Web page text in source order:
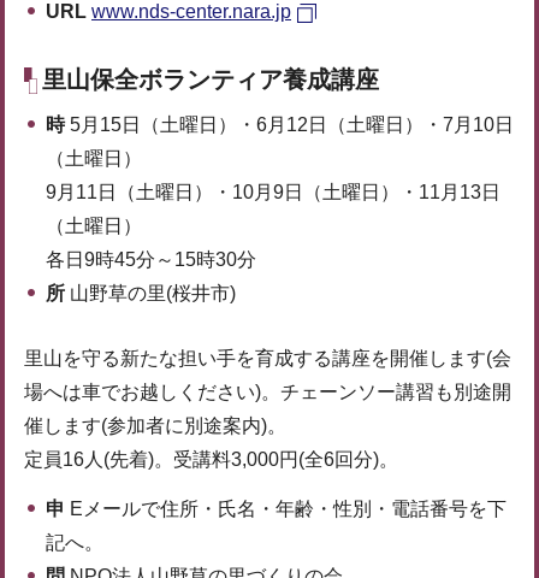
URL www.nds-center.nara.jp
里山保全ボランティア養成講座
時5月15日（土曜日）・6月12日（土曜日）・7月10日
（土曜日）
9月11日（土曜日）・10月9日（土曜日）・11月13日
（土曜日）
各日9時45分～15時30分
所 山野草の里(桜井市)
里山を守る新たな担い手を育成する講座を開催します(会
場へは車でお越しください)。チェーンソー講習も別途開
催します(参加者に別途案内)。
定員16人(先着)。受講料3,000円(全6回分)。
申 Eメールで住所・氏名・年齢・性別・電話番号を下
記へ。